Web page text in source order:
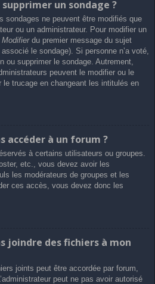
un sondage ?
sondages ne peuvent être modifiés que
ou un administrateur. Pour modifier un
Modifierdu premier message du sujet
le sondage). Si personne n’a voté,
ou supprimer le sondage. Autrement,
peuvent le modifier ou le
le trucage en changeant les intitulés en
accéder à un forum ?
à certains utilisateurs ou groupes.
etc., vous devez avoir les
les modérateurs de groupes et les
ces accès, vous devez donc les
joindre des fichiers à mon
joints peut être accordée par forum,
peut ne pas avoir autorisé